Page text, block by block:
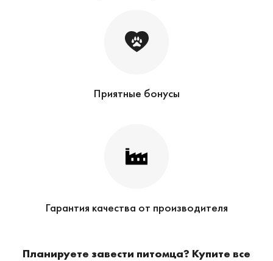
Приятные бонусы
Гарантия качества от производителя
Планируете завести питомца? Купите все